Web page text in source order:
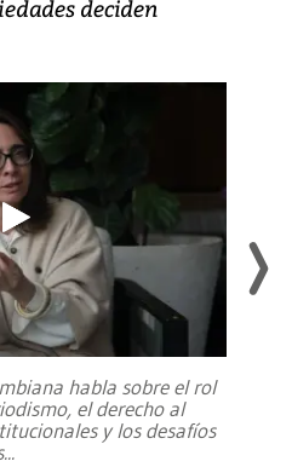
deciden
habla sobre el rol
el derecho al
y los desafíos
...